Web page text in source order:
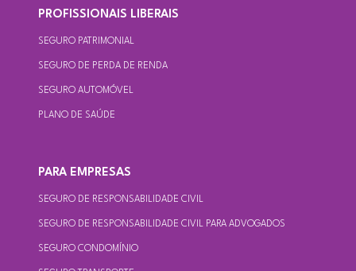
PROFISSIONAIS LIBERAIS
SEGURO PATRIMONIAL
SEGURO DE PERDA DE RENDA
SEGURO AUTOMÓVEL
PLANO DE SAÚDE
PARA EMPRESAS
SEGURO DE RESPONSABILIDADE CIVIL
SEGURO DE RESPONSABILIDADE CIVIL PARA ADVOGADOS
SEGURO CONDOMÍNIO